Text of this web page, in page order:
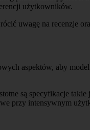
użytkowników.
uwagę na recenzje
aspektów, aby
są specyfikacje
przy intensywnym